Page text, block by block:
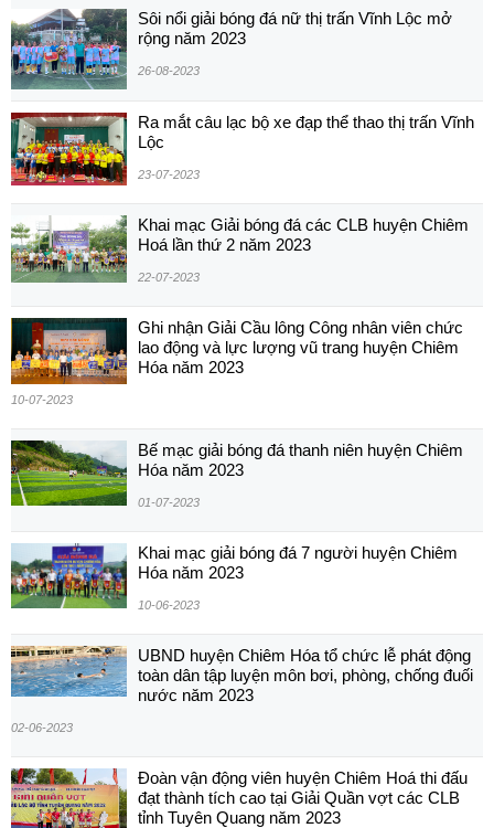
Sôi nổi giải bóng đá nữ thị trấn Vĩnh Lộc mở
rộng năm 2023
26-08-2023
Ra mắt câu lạc bộ xe đạp thể thao thị trấn Vĩnh
Lộc
23-07-2023
Khai mạc Giải bóng đá các CLB huyện Chiêm
Hoá lần thứ 2 năm 2023
22-07-2023
Ghi nhận Giải Cầu lông Công nhân viên chức
lao động và lực lượng vũ trang huyện Chiêm
Hóa năm 2023
10-07-2023
Bế mạc giải bóng đá thanh niên huyện Chiêm
Hóa năm 2023
01-07-2023
Khai mạc giải bóng đá 7 người huyện Chiêm
Hóa năm 2023
10-06-2023
UBND huyện Chiêm Hóa tổ chức lễ phát động
toàn dân tập luyện môn bơi, phòng, chống đuối
nước năm 2023
02-06-2023
Đoàn vận động viên huyện Chiêm Hoá thi đấu
đạt thành tích cao tại Giải Quần vợt các CLB
tỉnh Tuyên Quang năm 2023